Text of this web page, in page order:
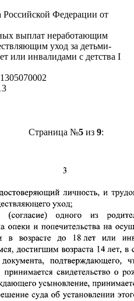
Российской Федерации от
выплат неработающим
уход за детьми-
или инвалидами с детства I
Страница №5из 9: